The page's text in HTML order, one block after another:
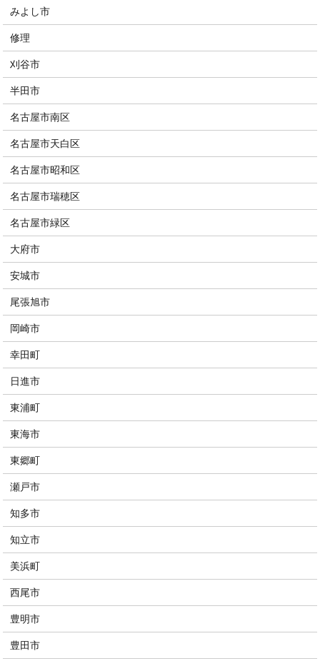
みよし市
修理
刈谷市
半田市
名古屋市南区
名古屋市天白区
名古屋市昭和区
名古屋市瑞穂区
名古屋市緑区
大府市
安城市
尾張旭市
岡崎市
幸田町
日進市
東浦町
東海市
東郷町
瀬戸市
知多市
知立市
美浜町
西尾市
豊明市
豊田市